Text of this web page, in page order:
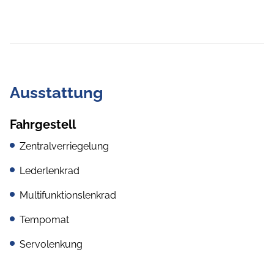
Ausstattung
Fahrgestell
Zentralverriegelung
Lederlenkrad
Multifunktionslenkrad
Tempomat
Servolenkung